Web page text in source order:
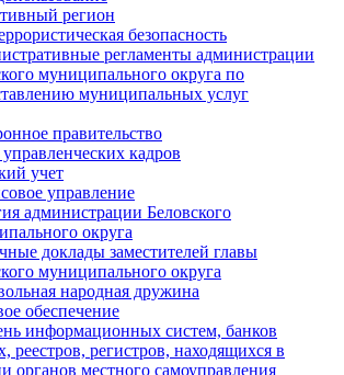
регион
безопасность
регламенты администрации
муниципального округа по
муниципальных услуг
правительство
управленческих кадров
учет
управление
администрации Беловского
округа
доклады заместителей главы
муниципального округа
народная дружина
обеспечение
информационных систем, банков
реестров, регистров, находящихся в
органов местного самоуправления